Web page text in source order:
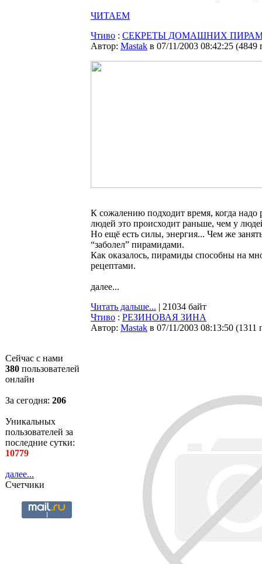
Сейчас с нами
380 пользователей
онлайн
За сегодня: 206
Уникальных
пользователей за
последние сутки:
10779
далее...
Счетчики
ЧИТАЕМ
Чтиво : СЕКРЕТЫ ДОМАШНИХ
Автор: Мastak в 07/11/2003 08:42:25 (4849
К сожалению подходит время, когда надо
людей это происходит раньше, чем у
Но ещё есть силы, энергия... Чем же
“заболел” пирамидами.
Как оказалось, пирамиды способны на
рецептами.
далее...
Читать дальше... | 21034 байт
Чтиво : РЕЗИНОВАЯ ЗИНА
Автор: Мastak в 07/11/2003 08:13:50 (1311